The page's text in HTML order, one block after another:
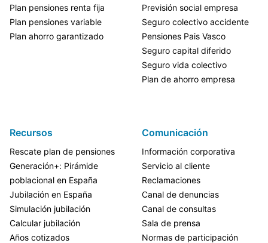
Plan pensiones renta fija
Plan pensiones variable
Plan ahorro garantizado
Previsión social empresa
Seguro colectivo accidente
Pensiones Pais Vasco
Seguro capital diferido
Seguro vida colectivo
Plan de ahorro empresa
Recursos
Rescate plan de pensiones
Generación+: Pirámide
poblacional en España
Jubilación en España
Simulación jubilación
Calcular jubilación
Años cotizados
Comunicación
Información corporativa
Servicio al cliente
Reclamaciones
Canal de denuncias
Canal de consultas
Sala de prensa
Normas de participación